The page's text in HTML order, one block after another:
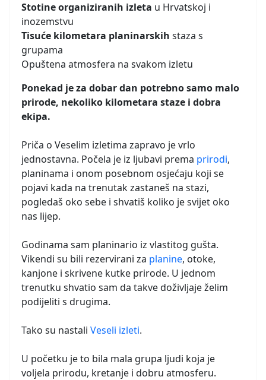
Stotine organiziranih izleta u Hrvatskoj i
inozemstvu
Tisuće kilometara planinarskih staza s
grupama
Opuštena atmosfera na svakom izletu
Ponekad je za dobar dan potrebno samo malo
prirode, nekoliko kilometara staze i dobra
ekipa.
Priča o Veselim izletima zapravo je vrlo
jednostavna. Počela je iz ljubavi prema prirodi,
planinama i onom posebnom osjećaju koji se
pojavi kada na trenutak zastaneš na stazi,
pogledaš oko sebe i shvatiš koliko je svijet oko
nas lijep.
Godinama sam planinario iz vlastitog gušta.
Vikendi su bili rezervirani za planine, otoke,
kanjone i skrivene kutke prirode. U jednom
trenutku shvatio sam da takve doživljaje želim
podijeliti s drugima.
Tako su nastali Veseli izleti.
U početku je to bila mala grupa ljudi koja je
voljela prirodu, kretanje i dobru atmosferu.